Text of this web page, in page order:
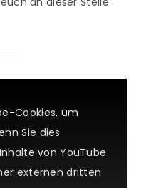
Cookies, um
Sie dies
von YouTube
externen dritten